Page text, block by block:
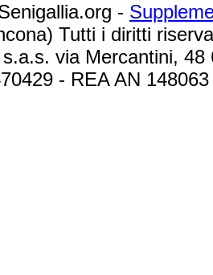
-
Tutti i diritti
via Mercantini,
- REA AN